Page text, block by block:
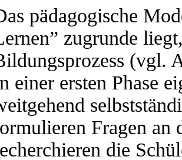
pädagogische
zugrunde
(vgl.
einer ersten Phase
Fragen an
die